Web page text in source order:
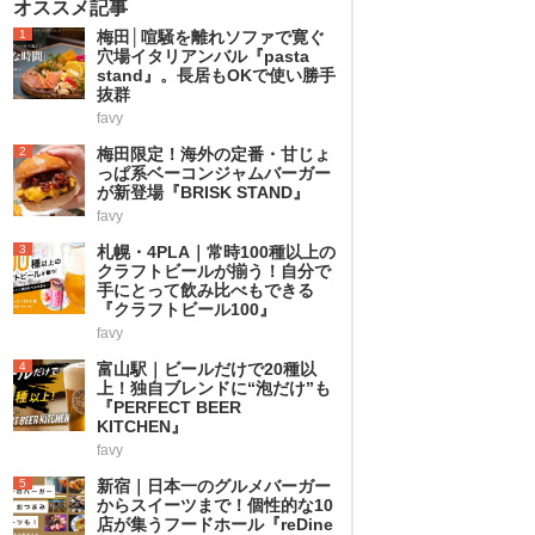
オススメ記事
1
梅田│喧騒を離れソファで寛ぐ
穴場イタリアンバル『pasta
stand』。長居もOKで使い勝手
抜群
favy
2
梅田限定！海外の定番・甘じょ
っぱ系ベーコンジャムバーガー
が新登場『BRISK STAND』
favy
3
札幌・4PLA｜常時100種以上の
クラフトビールが揃う！自分で
手にとって飲み比べもできる
『クラフトビール100』
favy
4
富山駅｜ビールだけで20種以
上！独自ブレンドに“泡だけ”も
『PERFECT BEER
KITCHEN』
favy
5
新宿｜日本一のグルメバーガー
からスイーツまで！個性的な10
店が集うフードホール『reDine